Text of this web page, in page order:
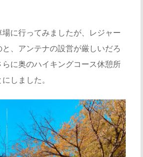
場に行ってみましたが、レジャー
、アンテナの設営が厳しいだろ
らに奥のハイキングコース休憩所
しました。